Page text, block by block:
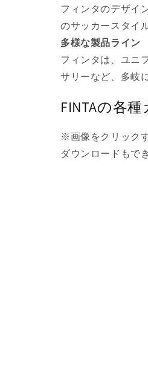
フィンタのデザイ
のサッカースタイ
多様な製品ライン
フィンタは、ユニ
サリーなど、多岐
FINTAの各
※画像をクリック
ダウンロードもで